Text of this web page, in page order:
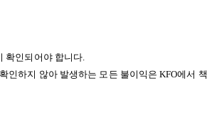
확인되어야 합니다.
인하지 않아 발생하는 모든 불이익은KFO에서